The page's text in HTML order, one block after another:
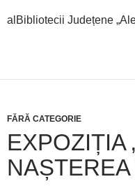
alBibliotecii Județene
FĂRĂ CATEGORIE
EXPOZIȚIA